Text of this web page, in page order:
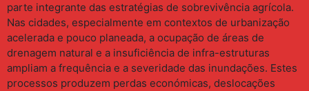
parte integrante das estratégias de sobrevivência agrícola.
Nas cidades, especialmente em contextos de urbanização
acelerada e pouco planeada, a ocupação de áreas de
drenagem natural e a insuficiência de infra-estruturas
ampliam a frequência e a severidade das inundações. Estes
processos produzem perdas económicas, deslocações